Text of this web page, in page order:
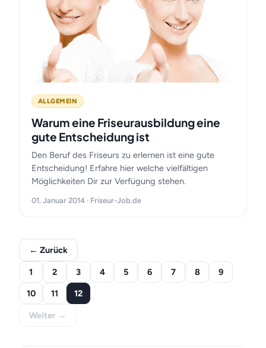
ALLGEMEIN
Warum eine Friseurausbildung eine
gute Entscheidung ist
Den Beruf des Friseurs zu erlernen ist eine gute
Entscheidung! Erfahre hier welche vielfältigen
Möglichkeiten Dir zur Verfügung stehen.
01. Januar 2014 · Friseur-Job.de
← Zurück
1 2 3 4 5 6 7 8
9
10
11 12
Weiter →